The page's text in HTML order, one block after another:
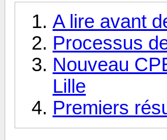
A lire avant
Processus
Nouveau
Lille
Premiers